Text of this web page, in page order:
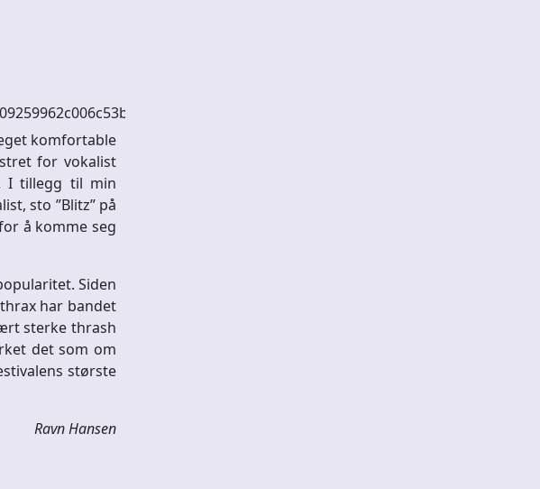
komfortable
for vokalist
I tillegg til min
sto ”Blitz” på
å komme seg
Siden
har bandet
sterke thrash
det som om
største
Ravn Hansen